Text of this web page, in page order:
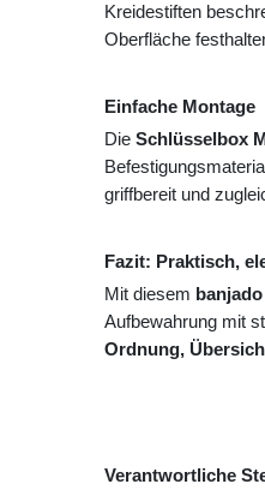
Kreidestiften
Oberfläche
Einfache Montage
Die Schlüsselbox
griffbereit und
Fazit: Praktisch,
Mit diesem
Aufbewahrung mit
Ordnung,
Verantwortliche